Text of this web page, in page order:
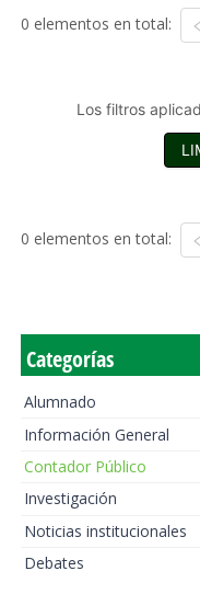
0 elementos en total:
Los filtros
0 elementos en total:
Categorías
Alumnado
Información General
Contador Público
Investigación
Noticias institucionales
Debates